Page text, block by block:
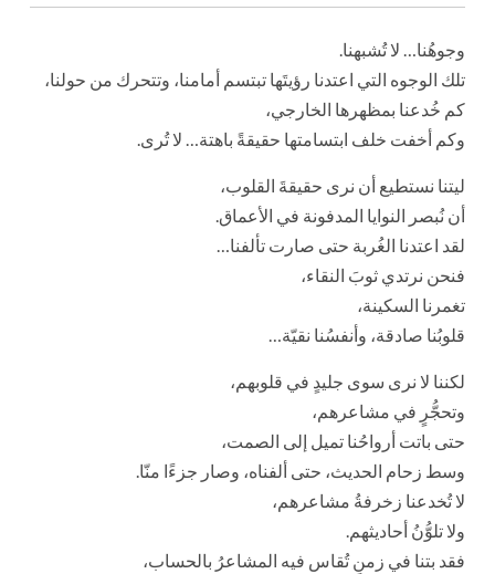
وجوهُنا… لا تُشبهنا.
تلك الوجوه التي اعتدنا رؤيتَها تبتسم أمامنا، وتتحرك من حولنا،
كم خُدعنا بمظهرها الخارجي،
وكم أخفت خلف ابتسامتها حقيقةً باهتة… لا تُرى.
ليتنا نستطيع أن نرى حقيقةَ القلوب،
أن نُبصر النوايا المدفونة في الأعماق.
لقد اعتدنا الغُربة حتى صارت تألفنا…
فنحن نرتدي ثوبَ النقاء،
تغمرنا السكينة،
قلوبُنا صادقة، وأنفسُنا نقيّة…
لكننا لا نرى سوى جليدٍ في قلوبهم،
وتحجُّرٍ في مشاعرهم،
حتى باتت أرواحُنا تميل إلى الصمت،
وسط زحام الحديث، حتى ألفناه، وصار جزءًا منّا.
لا تُخدعنا زخرفةُ مشاعرهم،
ولا تلوُّنُ أحاديثهم.
فقد بتنا في زمنٍ تُقاس فيه المشاعرُ بالحساب،